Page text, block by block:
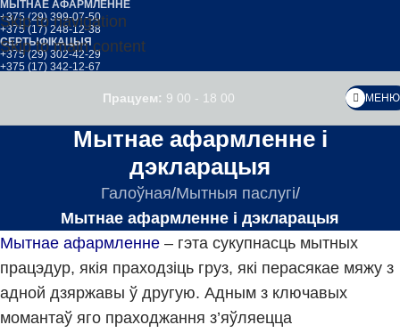
Skip to navigation
Skip to main content
МЫТНАЕ АФАРМЛЕННЕ
+375 (29) 399-07-50
+375 (17) 248-12-38
СЕРТЫФІКАЦЫЯ
+375 (29) 302-42-29
+375 (17) 342-12-67
Працуем: 9 00 - 18 00 МЕНЮ
Мытнае афармленне і
дэкларацыя
Галоўная/Мытныя паслугі/
Мытнае афармленне і дэкларацыя
Мытнае афармленне – гэта сукупнасць мытных
працэдур, якія праходзіць груз, які перасякае мяжу з
адной дзяржавы ў другую. Адным з ключавых
момантаў яго праходжання з’яўляецца